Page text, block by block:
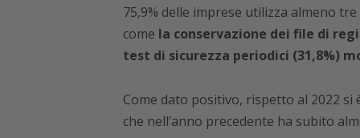
75,9% delle imprese utilizza almeno
come la conservazione dei file di
test di sicurezza periodici (31,8%)
Come dato positivo, rispetto al 2022
che nell’anno precedente ha subito